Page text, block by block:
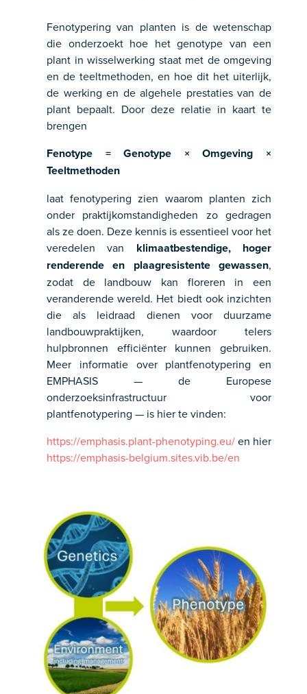
Fenotypering van planten is de wetenschap
die onderzoekt hoe het genotype van een
plant in wisselwerking staat met de omgeving
en de teeltmethoden, en hoe dit het uiterlijk,
de werking en de algehele prestaties van de
plant bepaalt. Door deze relatie in kaart te
brengen
Fenotype = Genotype × Omgeving ×
Teeltmethoden
laat fenotypering zien waarom planten zich
onder praktijkomstandigheden zo gedragen
als ze doen. Deze kennis is essentieel voor het
veredelen van klimaatbestendige, hoger
renderende en plaagresistente gewassen,
zodat de landbouw kan floreren in een
veranderende wereld. Het biedt ook inzichten
die als leidraad dienen voor duurzame
landbouwpraktijken, waardoor telers
hulpbronnen efficiënter kunnen gebruiken.
Meer informatie over plantfenotypering en
EMPHASIS — de Europese
onderzoeksinfrastructuur voor
plantfenotypering — is hier te vinden:
https://emphasis.plant-phenotyping.eu/en hier
https://emphasis-belgium.sites.vib.be/en